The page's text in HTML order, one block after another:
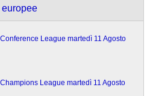
League martedì 11 Agosto
League martedì 11 Agosto